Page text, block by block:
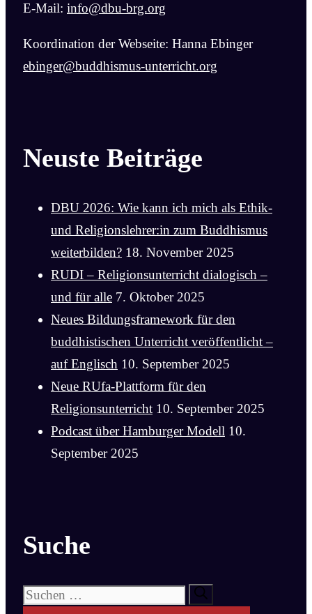
E-Mail: info@dbu-brg.org
Koordination der Webseite: Hanna Ebinger
ebinger@buddhismus-unterricht.org
Neuste Beiträge
DBU 2026: Wie kann ich mich als Ethik-
und Religionslehrer:in zum Buddhismus
weiterbilden? 18. November 2025
RUDI – Religionsunterricht dialogisch –
und für alle 7. Oktober 2025
Neues Bildungsframework für den
buddhistischen Unterricht veröffentlicht –
auf Englisch 10. September 2025
Neue RUfa-Plattform für den
Religionsunterricht 10. September 2025
Podcast über Hamburger Modell 10.
September 2025
Suche
Suchen